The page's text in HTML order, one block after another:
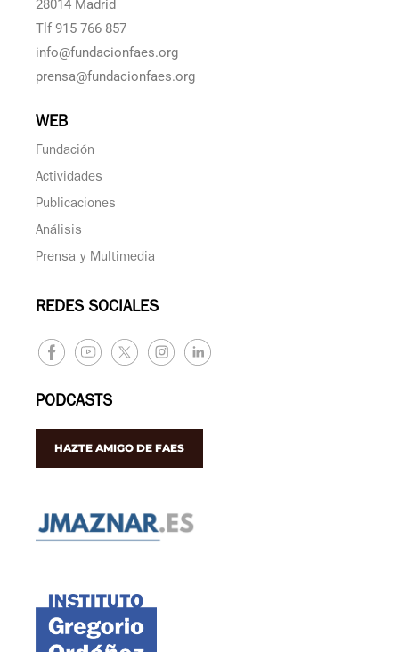
28014 Madrid
Tlf 915 766 857
info@fundacionfaes.org
prensa@fundacionfaes.org
WEB
Fundación
Actividades
Publicaciones
Análisis
Prensa y Multimedia
REDES SOCIALES
PODCASTS
HAZTE AMIGO DE FAES